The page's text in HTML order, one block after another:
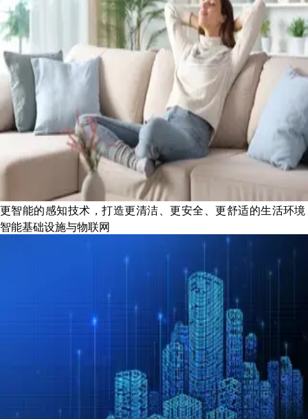
更智能的感知技术，打造更清洁、更安全、更舒适的生活环境
智能基础设施与物联网